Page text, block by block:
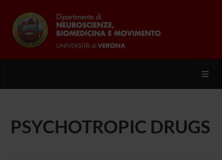
PSYCHOTROPIC DRUGS